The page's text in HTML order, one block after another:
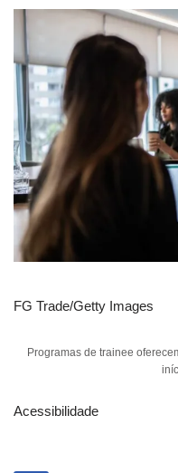
FG Trade/Getty Images
Programas de trainee
Acessibilidade